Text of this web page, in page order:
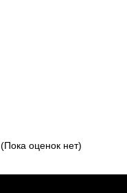
(Пока оценок нет)